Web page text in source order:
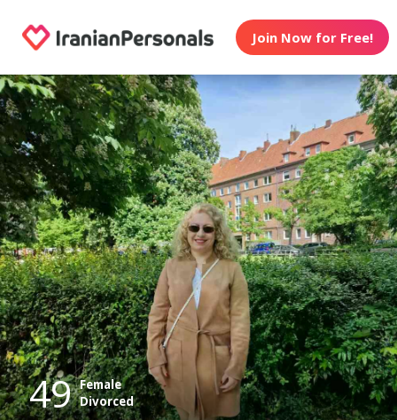
Join Now for Free!
49 Female
Divorced